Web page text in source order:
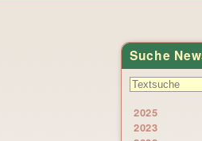
Suche
2025
2023